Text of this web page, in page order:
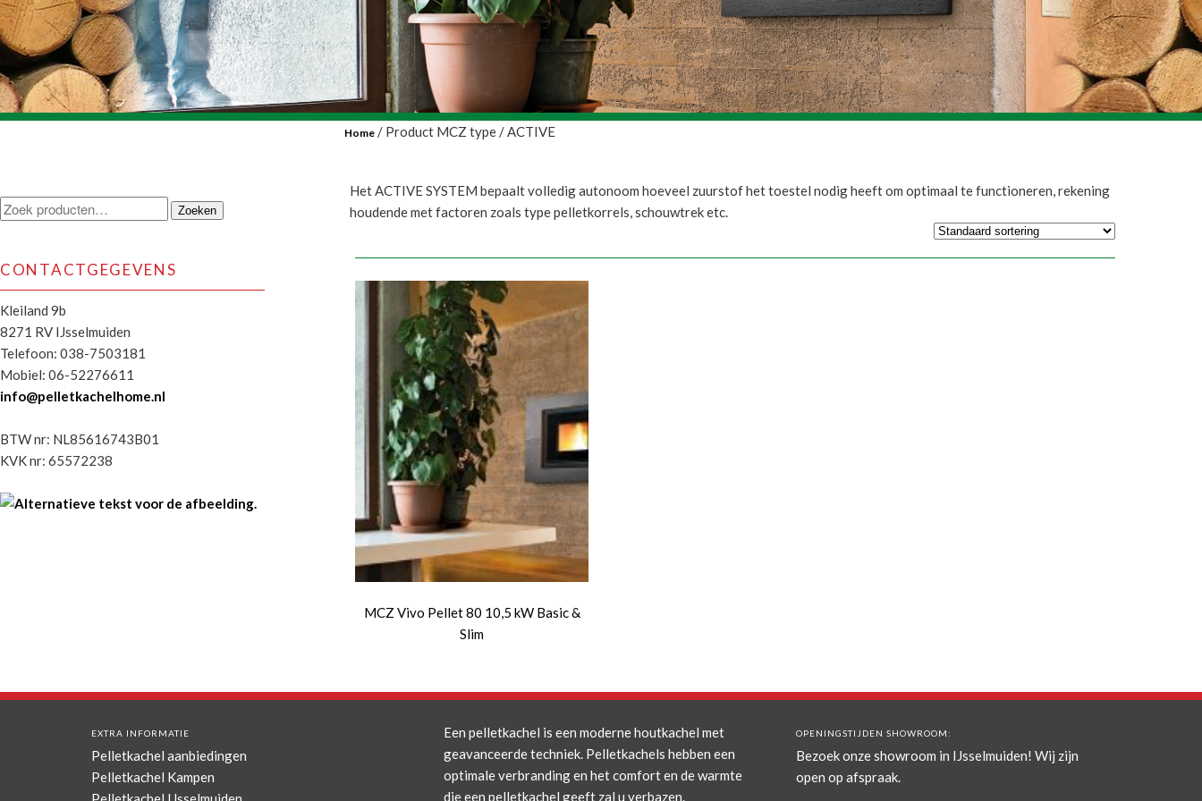
Home/ Product MCZ type / ACTIVE
Het ACTIVE SYSTEM bepaalt volledig autonoom hoeveel zuurstof het toestel nodig heeft om optimaal te functioneren, rekening
houdende met factoren zoals type pelletkorrels, schouwtrek etc.
MCZ Vivo Pellet 80 10,5 kW Basic &
Slim
Zoeken
Zoeken
CONTACTGEGEVENS
Kleiland 9b
8271 RV IJsselmuiden
Telefoon: 038-7503181
Mobiel: 06-52276611
info@pelletkachelhome.nl
BTW nr: NL85616743B01
KVK nr: 65572238
EXTRA INFORMATIE
Pelletkachel aanbiedingen
Pelletkachel Kampen
Een pelletkachel is een moderne houtkachel met
geavanceerde techniek. Pelletkachels hebben een
optimale verbranding en het comfort en de warmte
die een pelletkachel geeft zal u verbazen.
OPENINGSTIJDEN SHOWROOM:
Bezoek onze showroom in IJsselmuiden! Wij zijn
open op afspraak.